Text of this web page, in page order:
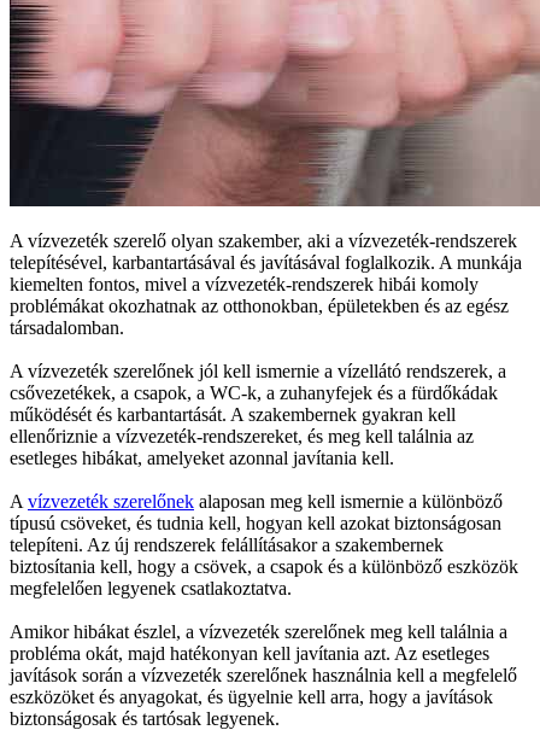
A vízvezeték szerelő olyan szakember, aki a vízvezeték-rendszerek
telepítésével, karbantartásával és javításával foglalkozik. A munkája
kiemelten fontos, mivel a vízvezeték-rendszerek hibái komoly
problémákat okozhatnak az otthonokban, épületekben és az egész
társadalomban.
A vízvezeték szerelőnek jól kell ismernie a vízellátó rendszerek, a
csővezetékek, a csapok, a WC-k, a zuhanyfejek és a fürdőkádak
működését és karbantartását. A szakembernek gyakran kell
ellenőriznie a vízvezeték-rendszereket, és meg kell találnia az
esetleges hibákat, amelyeket azonnal javítania kell.
A vízvezeték szerelőnek alaposan meg kell ismernie a különböző
típusú csöveket, és tudnia kell, hogyan kell azokat biztonságosan
telepíteni. Az új rendszerek felállításakor a szakembernek
biztosítania kell, hogy a csövek, a csapok és a különböző eszközök
megfelelően legyenek csatlakoztatva.
Amikor hibákat észlel, a vízvezeték szerelőnek meg kell találnia a
probléma okát, majd hatékonyan kell javítania azt. Az esetleges
javítások során a vízvezeték szerelőnek használnia kell a megfelelő
eszközöket és anyagokat, és ügyelnie kell arra, hogy a javítások
biztonságosak és tartósak legyenek.